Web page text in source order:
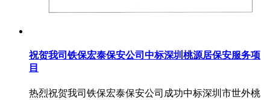
祝贺我司铁保宏泰保安公司中标深圳桃源居保安服务项
目
热烈祝贺我司铁保宏泰保安公司成功中标深圳市世外桃